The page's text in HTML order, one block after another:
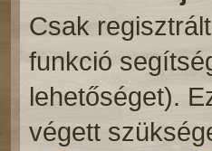
Csak
funkció
lehetőséget).
végett